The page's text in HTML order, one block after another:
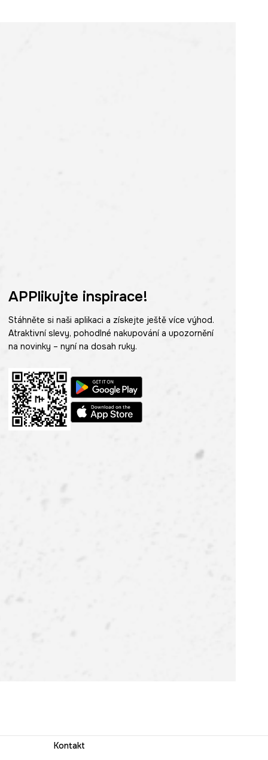
APPlikujte inspirace!
Stáhněte si naši aplikaci a získejte ještě více výhod.
Atraktivní slevy, pohodlné nakupování a upozornění
na novinky – nyní na dosah ruky.
Kontakt